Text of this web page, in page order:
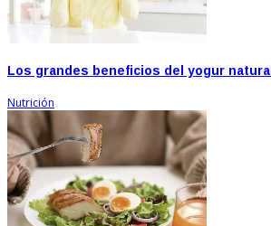
Los grandes beneficios del yogur natural
Nutrición